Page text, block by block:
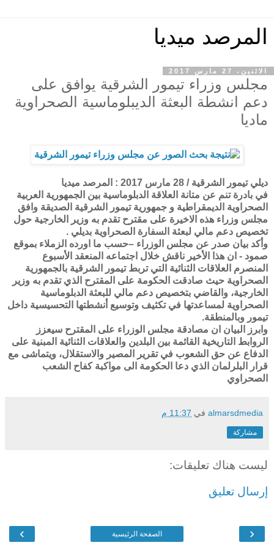
المرصد ميديا
الاثنين، 27 مارس 2017
مجلس وزراء تيمور الشرقية يوافق على
دعم انشطة البعثة الديبلوماسية الصحراوية
ماديا
ديلي تيمور الشرقية / 28 مارس 2017 : المرصد ميديا
في بادرة تنم عن متانة العلاقة الدبلوماسية بين الجمهورية العربية
الصحراوية الديمقراطية و جمهورية تيمور الشرقية الصديقة وافق
مجلس وزراء هذه الاخيرة على مقترح تقدم به وزير الخارجية حول
تخصيص دعم مالي لبعثة السفارة الصحراوية بديلي .
وأكد بيان صدر عن مجلس الوزراء –حسب ما اورده الزملاء بموقع
صمود - ان هذا الأخير ناقش خلال اجتماعه المنعقد الأسبوع
المنصرم العلاقات الثنائية التي تربط تيمور الشرقية بالجمهورية
الصحراوية حيث صادقت الحكومة على المقترح الذي تقدم به وزير
الخارجية، والقاضي بتخصيص دعم مالي للبعثة الدبلوماسية
الصحراوية لمساعدتها في تكثيف وتوسيع أنشطتها التحسيسية داخل
تيمور وبالمنطقة.
وابرز البيان ان مصادقة مجلس الوزراء على المقترح سيعزز
الروابط التاريخية القائمة بين البلدين والعلاقات الثنائية المبنية على
الدفاع عن حق الشعوب في تقرير المصير والاستقلال، ويتماشى مع
قرار البلرلمان الذي دعا الحكومة الى مواكبة كفاح الشعب
الصحراوي
almarsdmedia في 11:37 م
مشاركة
ليست هناك تعليقات:
إرسال تعليق
‹
› الصفحة الرئيسية